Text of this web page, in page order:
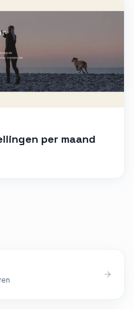
per maand